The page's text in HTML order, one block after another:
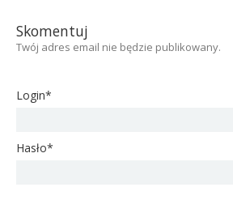
Skomentuj
Twój adres email nie będzie publikowany.
Login*
Hasło*